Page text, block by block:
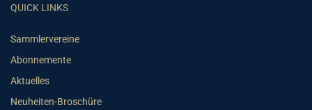
QUICK LINKS
Sammlervereine
Abonnemente
Aktuelles
Neuheiten-Broschüre